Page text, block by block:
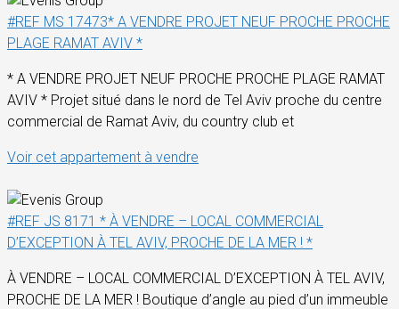
#REF MS 17473* A VENDRE PROJET NEUF PROCHE PROCHE
PLAGE RAMAT AVIV *
* A VENDRE PROJET NEUF PROCHE PROCHE PLAGE RAMAT
AVIV * Projet situé dans le nord de Tel Aviv proche du centre
commercial de Ramat Aviv, du country club et
Voir cet appartement à vendre
#REF JS 8171 * À VENDRE – LOCAL COMMERCIAL
D’EXCEPTION À TEL AVIV, PROCHE DE LA MER ! *
À VENDRE – LOCAL COMMERCIAL D’EXCEPTION À TEL AVIV,
PROCHE DE LA MER ! Boutique d’angle au pied d’un immeuble